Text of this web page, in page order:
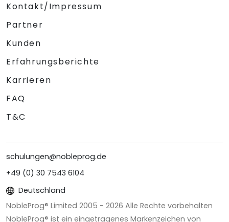
Kontakt/Impressum
Partner
Kunden
Erfahrungsberichte
Karrieren
FAQ
T&C
schulungen@nobleprog.de
+49 (0) 30 7543 6104
Deutschland
NobleProg® Limited 2005 - 2026 Alle Rechte vorbehalten
NobleProg® ist ein eingetragenes Markenzeichen von